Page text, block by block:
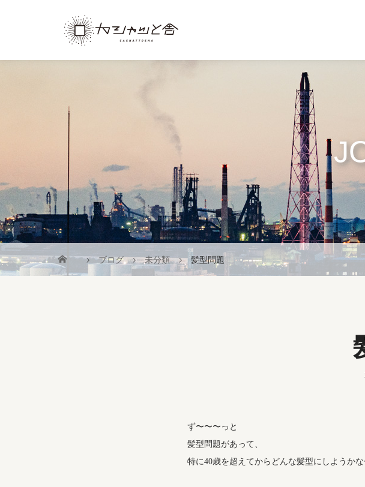
ブログ 未分類 髪型問題
ず〜〜〜っと
髪型問題があって、
特に40歳を超えてからどんな髪型にしようかな